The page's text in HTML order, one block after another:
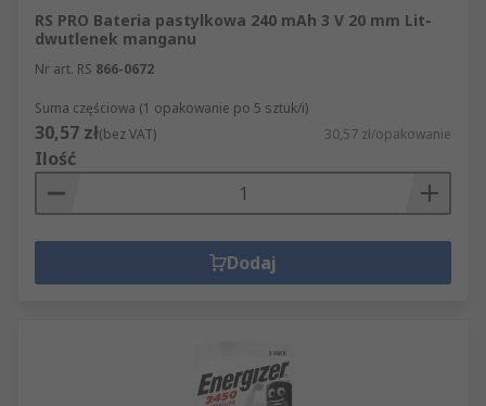
RS PRO Bateria pastylkowa 240 mAh 3 V 20 mm Lit-
dwutlenek manganu
Nr art. RS 866-0672
Suma częściowa (1 opakowanie po 5 sztuk/i)
30,57 zł(bez VAT) 30,57 zł/opakowanie
Ilość
Dodaj